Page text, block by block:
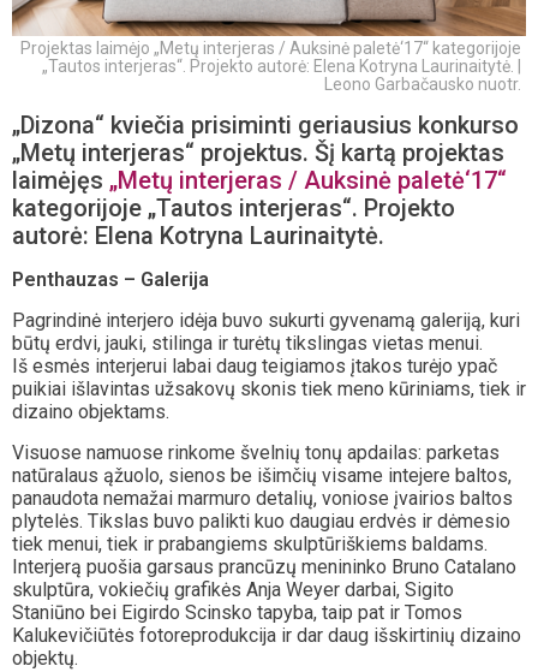
Projektas laimėjo „Metų interjeras / Auksinė paletė‘17“ kategorijoje
„Tautos interjeras“. Projekto autorė: Elena Kotryna Laurinaitytė. |
Leono Garbačausko nuotr.
„Dizona“ kviečia prisiminti geriausius konkurso
„Metų interjeras“ projektus. Šį kartą projektas
laimėjęs „Metų interjeras / Auksinė paletė‘17“
kategorijoje „Tautos interjeras“. Projekto
autorė: Elena Kotryna Laurinaitytė.
Penthauzas – Galerija
Pagrindinė interjero idėja buvo sukurti gyvenamą galeriją, kuri
būtų erdvi, jauki, stilinga ir turėtų tikslingas vietas menui.
Iš esmės interjerui labai daug teigiamos įtakos turėjo ypač
puikiai išlavintas užsakovų skonis tiek meno kūriniams, tiek ir
dizaino objektams.
Visuose namuose rinkome švelnių tonų apdailas: parketas
natūralaus ąžuolo, sienos be išimčių visame intejere baltos,
panaudota nemažai marmuro detalių, voniose įvairios baltos
plytelės. Tikslas buvo palikti kuo daugiau erdvės ir dėmesio
tiek menui, tiek ir prabangiems skulptūriškiems baldams.
Interjerą puošia garsaus prancūzų menininko Bruno Catalano
skulptūra, vokiečių grafikės Anja Weyer darbai, Sigito
Staniūno bei Eigirdo Scinsko tapyba, taip pat ir Tomos
Kalukevičiūtės fotoreprodukcija ir dar daug išskirtinių dizaino
objektų.